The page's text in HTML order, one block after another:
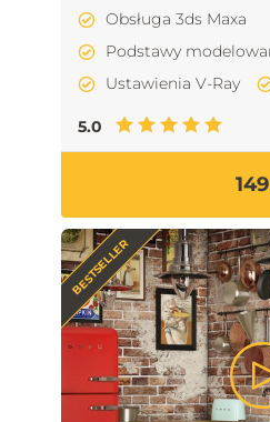
Obsługa 3ds Maxa
Podstawy
Ustawienia V-Ray
5.0
BESTSELLER